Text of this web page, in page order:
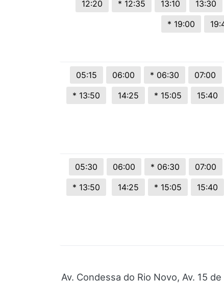
© 2026 Viva City Serviços Digitais Ltda. Todos os direitos
12:20
* 12:35 13:10 13:30
* 19:00
05:15 06:00 * 06:30 07:00
* 13:50
14:25 * 15:05 15:40
05:30 06:00 * 06:30 07:00
* 13:50
14:25 * 15:05 15:40
Av. Condessa do Rio Novo, Av. 15